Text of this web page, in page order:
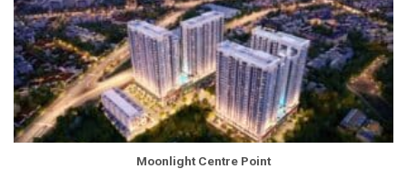
Moonlight Centre Point